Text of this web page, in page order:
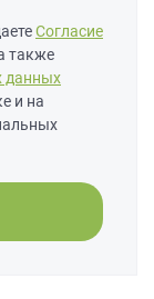
Согласие
также
данных
и на